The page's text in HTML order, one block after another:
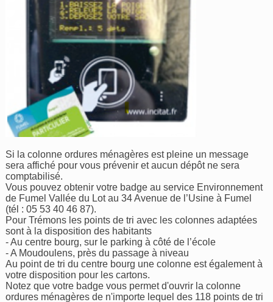
Si la colonne ordures ménagères est pleine un message
sera affiché pour vous prévenir et aucun dépôt ne sera
comptabilisé.
Vous pouvez obtenir votre badge au service Environnement
de Fumel Vallée du Lot au 34 Avenue de l’Usine à Fumel
(tél : 05 53 40 46 87).
Pour Trémons les points de tri avec les colonnes adaptées
sont à la disposition des habitants
- Au centre bourg, sur le parking à côté de l’école
- A Moudoulens, près du passage à niveau
Au point de tri du centre bourg une colonne est également à
votre disposition pour les cartons.
Notez que votre badge vous permet d'ouvrir la colonne
ordures ménagères de n'importe lequel des 118 points de tri